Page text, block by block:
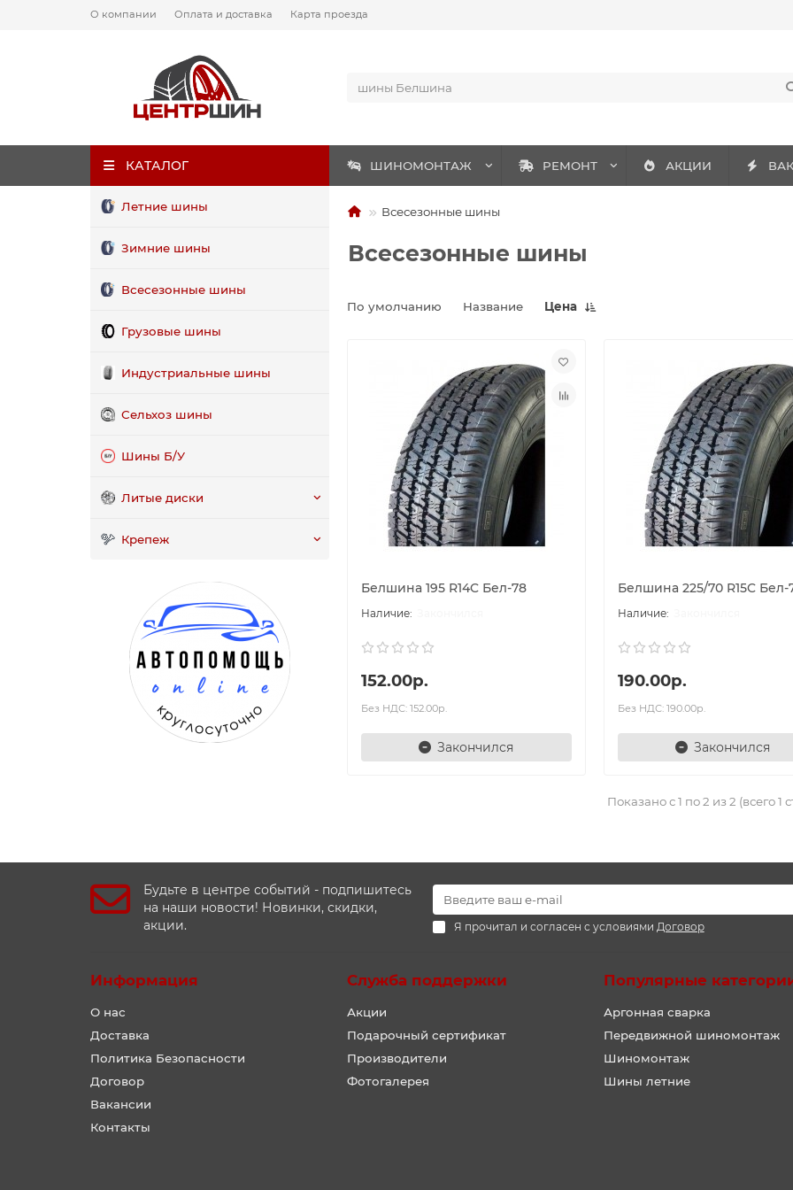
О компании Оплата и доставка Карта проезда
КАТАЛОГ
Летние шины
Зимние шины
Всесезонные шины
Грузовые шины
Индустриальные шины
Сельхоз шины
Шины Б/У
Литые диски
Крепеж
ШИНОМОНТАЖ РЕМОНТ АКЦИИ
Всесезонные шины
Всесезонные шины
По умолчанию Название Цена
Белшина 195 R14C Бел-78
152.00р.
Без НДС: 152.00р.
Закончился
Белшина 225/70 R15C Бел-
190.00р.
Без НДС: 190.00р.
Закончился
Показано с 1 по 2 из 2 (всего 1
Будьте в центре событий - подпишитесь
на наши новости! Новинки, скидки,
акции.
Я прочитал и согласен с условиями Договор
Информация
О нас
Доставка
Политика Безопасности
Договор
Вакансии
Контакты
Служба поддержки
Акции
Подарочный сертификат
Производители
Фотогалерея
Популярные
Аргонная сварка
Передвижной шиномонтаж
Шиномонтаж
Шины летние